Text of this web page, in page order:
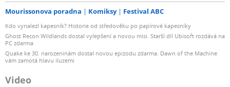
Mourissonova poradna Komiksy Festival ABC
Kdo vynalezl kapesník? Historie od středověku po papírové kapesníky
Ghost Recon Wildlands dostal vylepšení a novou misi. Starší díl Ubisoft rozdává na
PC zdarma
Quake ke 30. narozeninám dostal novou epizodu zdarma. Dawn of the Machine
vám zamotá hlavu iluzemi
Video